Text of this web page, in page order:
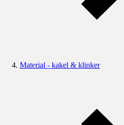
Material - kakel & klinker